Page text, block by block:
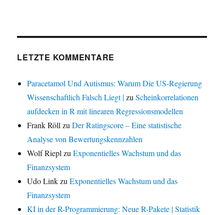
LETZTE KOMMENTARE
Paracetamol Und Autismus: Warum Die US-Regierung
Wissenschaftlich Falsch Liegt |zuScheinkorrelationen
aufdecken in R mit linearen Regressionsmodellen
Frank Röll zuDer Ratingscore – Eine statistische
Analyse von Bewertungskennzahlen
Wolf Riepl zuExponentielles Wachstum und das
Finanzsystem
Udo LinkzuExponentielles Wachstum und das
Finanzsystem
KI in der R-Programmierung: Neue R-Pakete | Statistik